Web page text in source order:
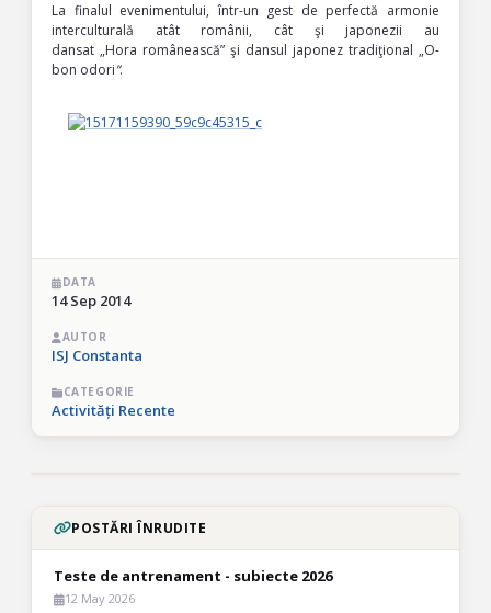
La finalul evenimentului, într-un gest de perfectă armonie
interculturală atât românii, cât şi japonezii au
dansat „Hora românească” şi dansul japonez tradiţional „O-
bon odori”.
DATA
14 Sep 2014
AUTOR
ISJ Constanta
CATEGORIE
Activități Recente
POSTĂRI ÎNRUDITE
Teste de antrenament - subiecte 2026
12 May 2026